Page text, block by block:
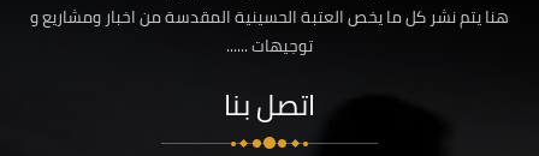
هنا يتم نشر كل ما يخص العتبة الحسينية المقدسة من اخبار ومشاريع و
توجيهات ......
اتصل بنا